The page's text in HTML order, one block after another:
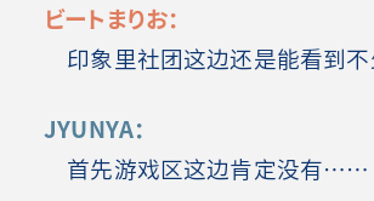
ビートまりお：
印象里社团这边还是能看到不
JYUNYA：
首先游戏区这边肯定没有……